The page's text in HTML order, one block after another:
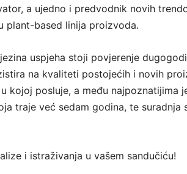
a ujedno i predvodnik novih
plant-based linija proizvoda.
uspjeha stoji povjerenje
na kvaliteti postojećih i novih
kojoj posluje, a među najpoznatijima
traje već sedam godina, te suradnja
i istraživanja u vašem sandučiću!